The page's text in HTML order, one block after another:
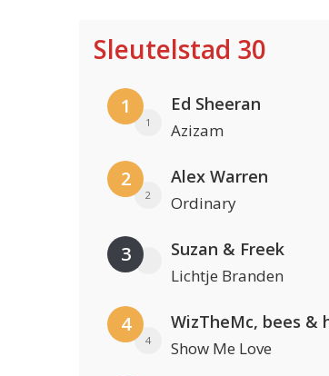
Sleutelstad 30
1
1
Ed Sheeran
Azizam
2
2
Alex Warren
Ordinary
3 Suzan & Freek
Lichtje Branden
4
4
WizTheMc, bees &
Show Me Love